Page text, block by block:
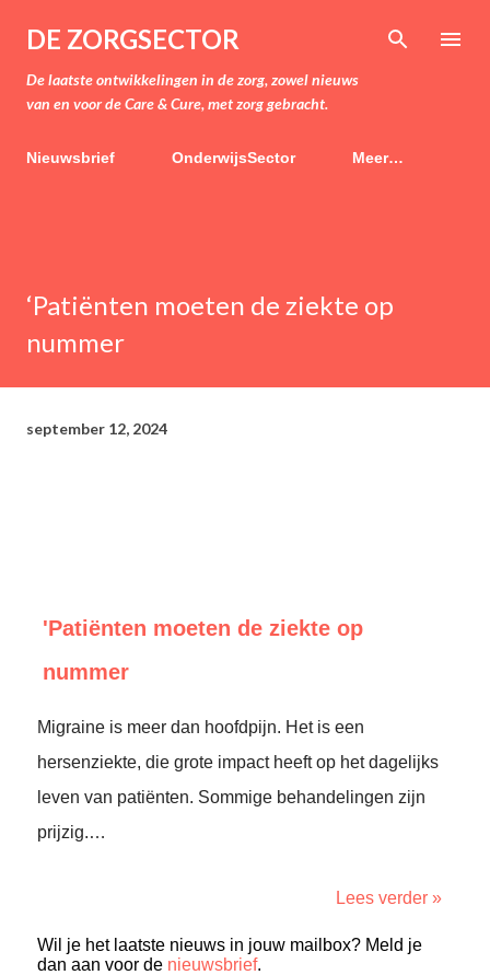
Doorgaan naar hoofdcontent
DE ZORGSECTOR
De laatste ontwikkelingen in de zorg, zowel nieuws
van en voor de Care & Cure, met zorg gebracht.
Nieuwsbrief OnderwijsSector Meer…
‘Patiënten moeten de ziekte op
nummer
september 12, 2024
'Patiënten moeten de ziekte op
nummer
Migraine is meer dan hoofdpijn. Het is een
hersenziekte, die grote impact heeft op het dagelijks
leven van patiënten. Sommige behandelingen zijn
prijzig.…
Lees verder »
Wil je het laatste nieuws in jouw mailbox? Meld je
dan aan voor de nieuwsbrief.